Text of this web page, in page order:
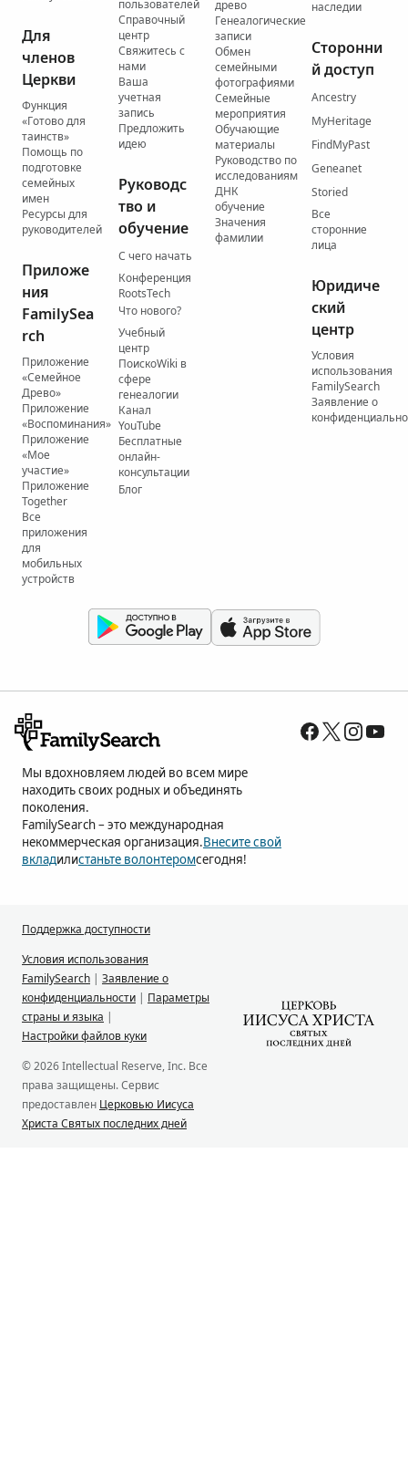
Для
членов
Церкви
Функция
«Готово для
таинств»
Помощь по
подготовке
семейных
имен
Ресурсы для
руководителей
Приложе
ния
FamilySea
rch
Приложение
«Семейное
Древо»
Приложение
«Воспоминания»
Приложение
«Мое
участие»
Приложение
Together
Все
приложения
для
мобильных
устройств
пользователей
Справочный
центр
Свяжитесь с
нами
Ваша
учетная
запись
Предложить
идею
Руководс
тво и
обучение
С чего начать
Конференция
RootsTech
Что нового?
Учебный
центр
ПоискоWiki в
сфере
генеалогии
Канал
YouTube
Бесплатные
онлайн-
консультации
Блог
древо
Генеалогические
записи
Обмен
семейными
фотографиями
Семейные
мероприятия
Обучающие
материалы
Руководство по
исследованиям
ДНК
обучение
Значения
фамилии
наследии
Сторонни
й доступ
Ancestry
MyHeritage
FindMyPast
Geneanet
Storied
Все
сторонние
лица
Юридиче
ский
центр
Условия
использования
FamilySearch
Заявление о
Мы вдохновляем людей во всем мире
находить своих родных и объединять
поколения.
FamilySearch – это международная
некоммерческая организация.Внесите свой
вкладилистаньте волонтеромсегодня!
Поддержка доступности
Условия использования
FamilySearch | Заявление о
конфиденциальности | Параметры
страны и языка |
Настройки файлов куки
© 2026 Intellectual Reserve, Inc. Все
права защищены. Сервис
предоставлен Церковью Иисуса
Христа Святых последних дней